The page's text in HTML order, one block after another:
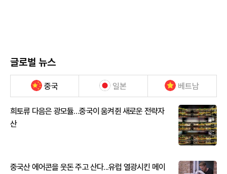
글로벌 뉴스
중국 일본 베트남
희토류 다음은 광모듈…중국이 움켜쥔 새로운 전략자
산
중국산 에어콘을 웃돈 주고 산다...유럽 열광시킨 메이